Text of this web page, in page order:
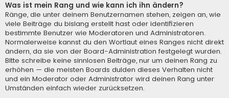
Was ist mein Rang und wie kann ich ihn ändern?
Ränge, die unter deinem Benutzernamen stehen, zeigen an, wie
viele Beiträge du bislang erstellt hast oder identifizieren
bestimmte Benutzer wie Moderatoren und Administratoren.
Normalerweise kannst du den Wortlaut eines Ranges nicht direkt
ändern, da sie von der Board-Administration festgelegt wurden.
Bitte schreibe keine sinnlosen Beiträge, nur um deinen Rang zu
erhöhen — die meisten Boards dulden dieses Verhalten nicht
und ein Moderator oder Administrator wird deinen Rang unter
Umständen einfach wieder zurücksetzen.